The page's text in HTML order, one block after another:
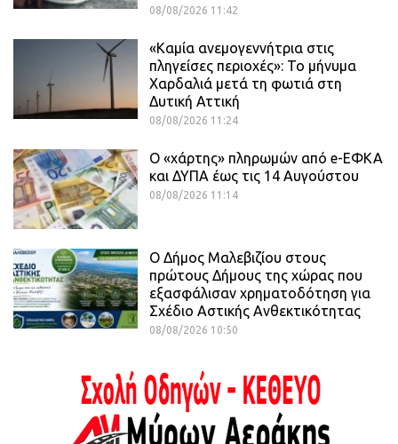
08/08/2026 11:42
«Καμία ανεμογεννήτρια στις
πληγείσες περιοχές»: Το μήνυμα
Χαρδαλιά μετά τη φωτιά στη
Δυτική Αττική
08/08/2026 11:24
Ο «χάρτης» πληρωμών από e-ΕΦΚΑ
και ΔΥΠΑ έως τις 14 Αυγούστου
08/08/2026 11:14
Ο Δήμος Μαλεβιζίου στους
πρώτους Δήμους της χώρας που
εξασφάλισαν χρηματοδότηση για
Σχέδιο Αστικής Ανθεκτικότητας
08/08/2026 10:50